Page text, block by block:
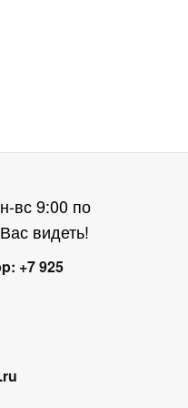
вс 9:00 по
видеть!
+7 925